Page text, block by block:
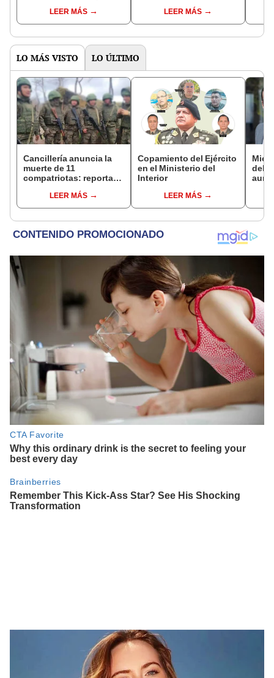
AlarcónLEER MÁS
OrellanaLEER MÁS
LO MÁS VISTO LO ÚLTIMO
Cancillería anuncia la
muerte de 11
compatriotas: reportan
capturados por Ucrania
LEER MÁS
Copamiento del Ejército
en el Ministerio del
Interior
LEER MÁS
del